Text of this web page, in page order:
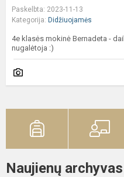
Paskelbta: 2023-11-13
Kategorija: Didžiuojamės
4e klasės mokinė Bernadeta -
nugalėtoja :)
Naujienų archyvas